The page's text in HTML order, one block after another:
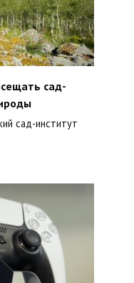
сад-
сад-институт